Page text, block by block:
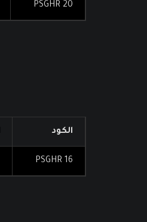
PSGHR 20
الكود
PSGHR 16